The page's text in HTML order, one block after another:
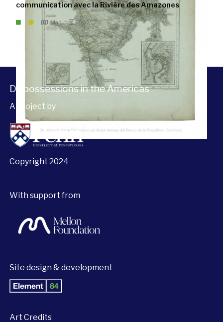
communication avec la Rivière des Amazones
Map 1802
Dispossessions in the Americas
A project by
Copyright 2024
With support from
Site design & development
Art Credits